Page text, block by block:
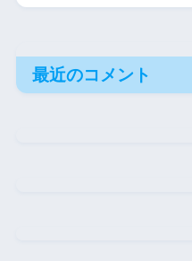
最近のコメント